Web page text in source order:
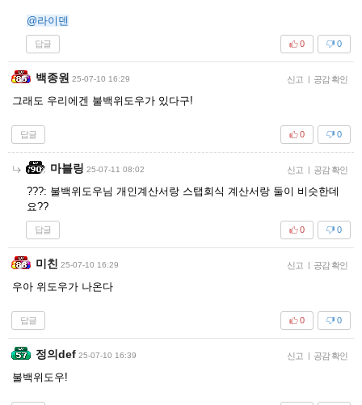
@라이덴
답글 0
0
백종원 25-07-10 16:29 신고 | 공감 확인
그래도 우리에겐 불백위도우가 있다구!
답글 0
0
마블링 25-07-11 08:02 신고 | 공감 확인
???: 불백위도우님 개인계산서랑 스탭회식 계산서랑 둘이 비슷한데
요??
답글 0
0
미친 25-07-10 16:29 신고 | 공감 확인
우아 위도우가 나온다
답글 0
0
정의def 25-07-10 16:39 신고 | 공감 확인
불백위도우!